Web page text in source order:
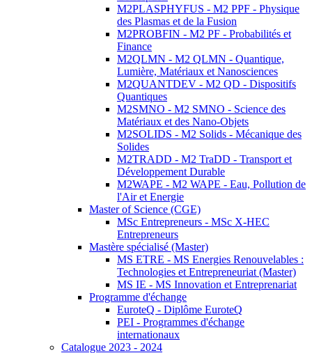
M2PLASPHYFUS - M2 PPF - Physique
des Plasmas et de la Fusion
M2PROBFIN - M2 PF - Probabilités et
Finance
M2QLMN - M2 QLMN - Quantique,
Lumière, Matériaux et Nanosciences
M2QUANTDEV - M2 QD - Dispositifs
Quantiques
M2SMNO - M2 SMNO - Science des
Matériaux et des Nano-Objets
M2SOLIDS - M2 Solids - Mécanique des
Solides
M2TRADD - M2 TraDD - Transport et
Développement Durable
M2WAPE - M2 WAPE - Eau, Pollution de
l'Air et Energie
Master of Science (CGE)
MSc Entrepreneurs - MSc X-HEC
Entrepreneurs
Mastère spécialisé (Master)
MS ETRE - MS Energies Renouvelables :
Technologies et Entrepreneuriat (Master)
MS IE - MS Innovation et Entreprenariat
Programme d'échange
EuroteQ - Diplôme EuroteQ
PEI - Programmes d'échange
internationaux
Catalogue 2023 - 2024